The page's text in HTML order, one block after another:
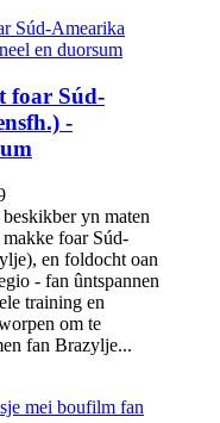
foar Súd-
-
yn maten
foar Súd-
en foldocht oan
- fan ûntspannen
training en
om te
fan Brazylje...